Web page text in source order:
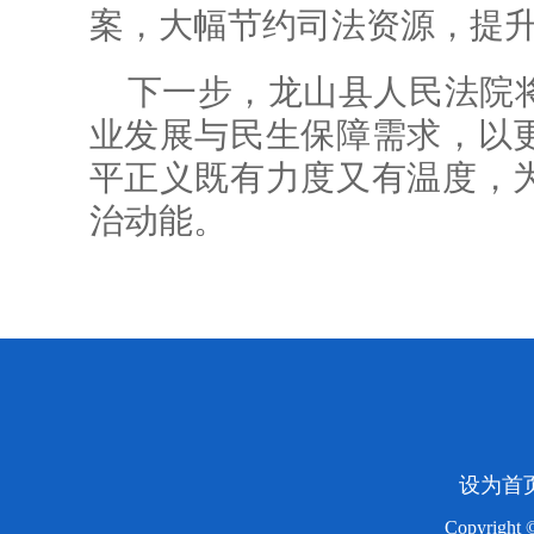
案，大幅节约司法资源，提
下一步，龙山县人民法院
业发展与民生保障需求，以
平正义既有力度又有温度，
治动能。
设为首
Copyright